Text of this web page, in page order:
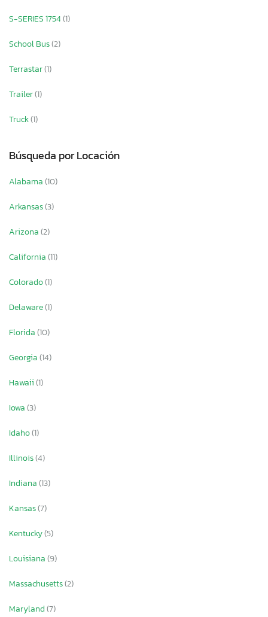
S-SERIES 1754(1)
School Bus(2)
Terrastar(1)
Trailer(1)
Truck(1)
Búsqueda por Locación
Alabama(10)
Arkansas(3)
Arizona(2)
California(11)
Colorado(1)
Delaware(1)
Florida(10)
Georgia(14)
Hawaii(1)
Iowa(3)
Idaho(1)
Illinois(4)
Indiana(13)
Kansas(7)
Kentucky(5)
Louisiana(9)
Massachusetts(2)
Maryland(7)